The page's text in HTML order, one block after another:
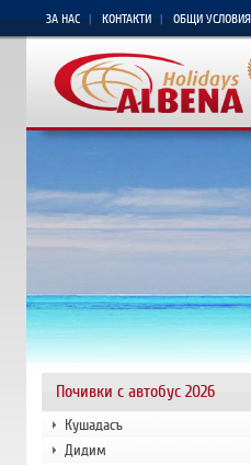
ЗА НАС КОНТАКТИ ОБЩИ
Почивки с автобус 2026
Кушадасъ
Дидим